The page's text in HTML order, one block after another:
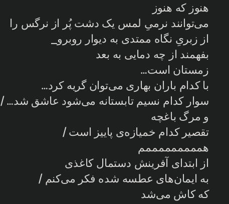
هنوز که هنوز
می‌توانند نرمیِ لمس یک دشت پُر از نرگس را
از زبریِ نگاه ممتدی به دیوار روبرو_
بفهمند از چه دمایی به بعد
زمستان است…
با کدام باران بهاری می‌توان گریه کرد…
سوار کدام نسیم تابستانه می‌شود عاشق شد… /
و مرگ باغچه
تقصیر کدام خمیازه‌ی پاییز است /
همممممممممم
از ابتدای آفرینش دستمال کاغذی
به ایمان‌های عطسه شده فکر می‌کنم /
که کاش می‌شد